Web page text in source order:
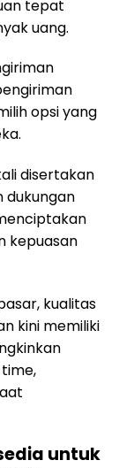
tepat
uang.
opsi yang
disertakan
dukungan
kepuasan
kualitas
kini memiliki
untuk